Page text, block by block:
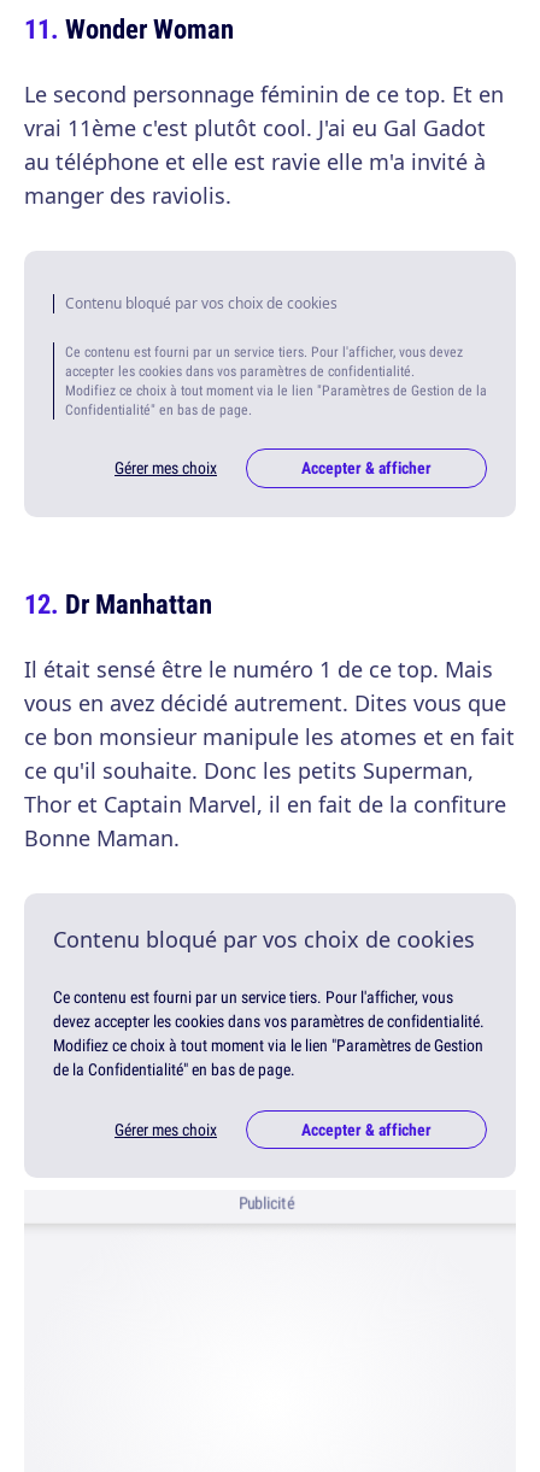
Wonder Woman
Le second personnage féminin de ce top. Et en
vrai 11ème c'est plutôt cool. J'ai eu Gal Gadot
au téléphone et elle est ravie elle m'a invité à
manger des raviolis.
Contenu bloqué par vos choix de cookies
Ce contenu est fourni par un service tiers. Pour l'afficher, vous devez
accepter les cookies dans vos paramètres de confidentialité.
Modifiez ce choix à tout moment via le lien "Paramètres de Gestion de la
Confidentialité" en bas de page.
Gérer mes choix Accepter & afficher
Dr Manhattan
Il était sensé être le numéro 1 de ce top. Mais
vous en avez décidé autrement. Dites vous que
ce bon monsieur manipule les atomes et en fait
ce qu'il souhaite. Donc les petits Superman,
Thor et Captain Marvel, il en fait de la confiture
Bonne Maman.
Contenu bloqué par vos choix de cookies
Ce contenu est fourni par un service tiers. Pour l'afficher, vous
devez accepter les cookies dans vos paramètres de confidentialité.
Modifiez ce choix à tout moment via le lien "Paramètres de Gestion
de la Confidentialité" en bas de page.
Gérer mes choix Accepter & afficher
Publicité